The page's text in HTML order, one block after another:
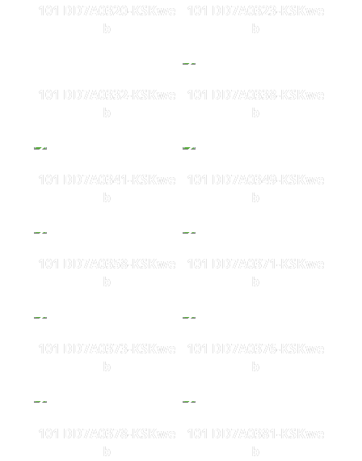
101 DD7A0320-KSKwe
b
101 DD7A0323-KSKwe
b
101 DD7A0332-KSKwe
b
101 DD7A0338-KSKwe
b
101 DD7A0341-KSKwe
b
101 DD7A0349-KSKwe
b
101 DD7A0358-KSKwe
b
101 DD7A0371-KSKwe
b
101 DD7A0373-KSKwe
b
101 DD7A0376-KSKwe
b
101 DD7A0378-KSKwe
b
101 DD7A0381-KSKwe
b